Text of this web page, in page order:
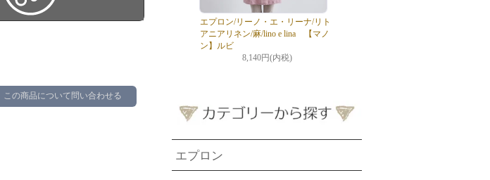
この商品について問い合わせる
エプロン/リーノ・エ・リーナ/リト
アニアリネン/麻/lino e lina 【マノ
ン】ルビ
8,140円(内税)
エプロン